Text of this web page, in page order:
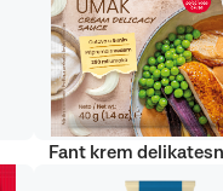
Fant krem